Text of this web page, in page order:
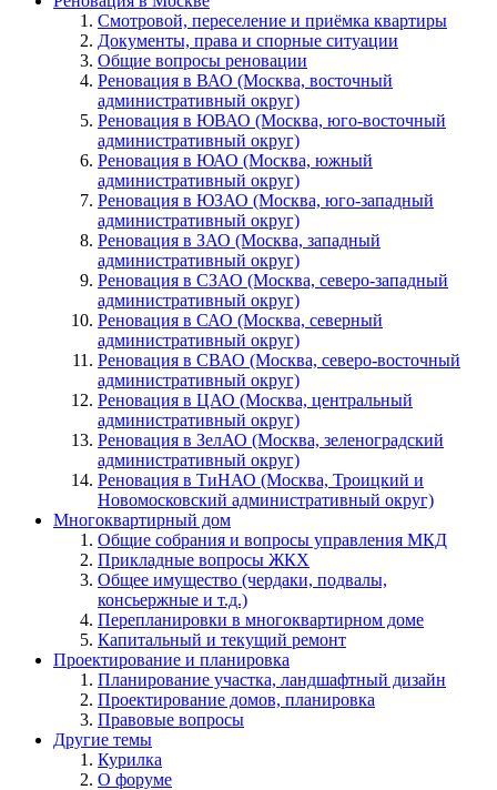
Смотровой, переселение и приёмка квартиры
Документы, права и спорные ситуации
Общие вопросы реновации
Реновация в ВАО (Москва, восточный
административный округ)
Реновация в ЮВАО (Москва, юго-восточный
административный округ)
Реновация в ЮАО (Москва, южный
административный округ)
Реновация в ЮЗАО (Москва, юго-западный
административный округ)
Реновация в ЗАО (Москва, западный
административный округ)
Реновация в СЗАО (Москва, северо-западный
административный округ)
Реновация в САО (Москва, северный
административный округ)
Реновация в СВАО (Москва, северо-восточный
административный округ)
Реновация в ЦАО (Москва, центральный
административный округ)
Реновация в ЗелАО (Москва, зеленоградский
административный округ)
Реновация в ТиНАО (Москва, Троицкий и
Новомосковский административный округ)
Многоквартирный дом
Общие собрания и вопросы управления МКД
Прикладные вопросы ЖКХ
Общее имущество (чердаки, подвалы,
консьержные и т.д.)
Перепланировки в многоквартирном доме
Капитальный и текущий ремонт
Проектирование и планировка
Планирование участка, ландшафтный дизайн
Проектирование домов, планировка
Правовые вопросы
Другие темы
Курилка
О форуме